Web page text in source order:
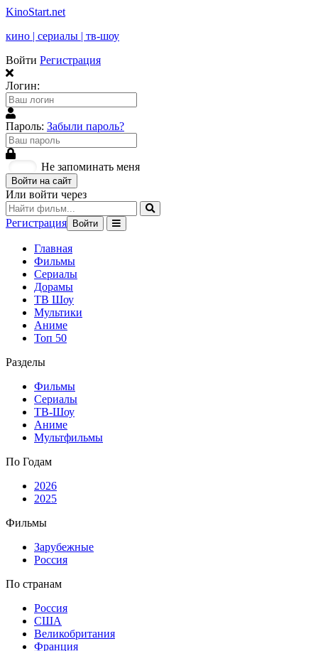
KinoStart.net
кино | сериалы | тв-шоу
Войти Регистрация
Логин:
Пароль: Забыли пароль?
Не запоминать меня
Войти на сайт
Или войти через
Регистрация Войти
Главная
Фильмы
Сериалы
Дорамы
ТВ Шоу
Мультики
Аниме
Топ 50
Разделы
Фильмы
Сериалы
ТВ-Шоу
Аниме
Мультфильмы
По Годам
2026
2025
Фильмы
Зарубежные
Россия
По странам
Россия
США
Великобритания
Франция